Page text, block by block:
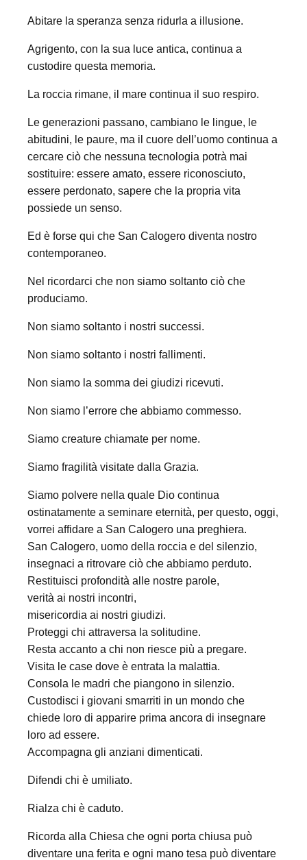
Abitare la speranza senza ridurla a illusione.
Agrigento, con la sua luce antica, continua a
custodire questa memoria.
La roccia rimane, il mare continua il suo respiro.
Le generazioni passano, cambiano le lingue, le
abitudini, le paure, ma il cuore dell’uomo continua a
cercare ciò che nessuna tecnologia potrà mai
sostituire: essere amato, essere riconosciuto,
essere perdonato, sapere che la propria vita
possiede un senso.
Ed è forse qui che San Calogero diventa nostro
contemporaneo.
Nel ricordarci che non siamo soltanto ciò che
produciamo.
Non siamo soltanto i nostri successi.
Non siamo soltanto i nostri fallimenti.
Non siamo la somma dei giudizi ricevuti.
Non siamo l’errore che abbiamo commesso.
Siamo creature chiamate per nome.
Siamo fragilità visitate dalla Grazia.
Siamo polvere nella quale Dio continua
ostinatamente a seminare eternità, per questo, oggi,
vorrei affidare a San Calogero una preghiera.
San Calogero, uomo della roccia e del silenzio,
insegnaci a ritrovare ciò che abbiamo perduto.
Restituisci profondità alle nostre parole,
verità ai nostri incontri,
misericordia ai nostri giudizi.
Proteggi chi attraversa la solitudine.
Resta accanto a chi non riesce più a pregare.
Visita le case dove è entrata la malattia.
Consola le madri che piangono in silenzio.
Custodisci i giovani smarriti in un mondo che
chiede loro di apparire prima ancora di insegnare
loro ad essere.
Accompagna gli anziani dimenticati.
Difendi chi è umiliato.
Rialza chi è caduto.
Ricorda alla Chiesa che ogni porta chiusa può
diventare una ferita e ogni mano tesa può diventare